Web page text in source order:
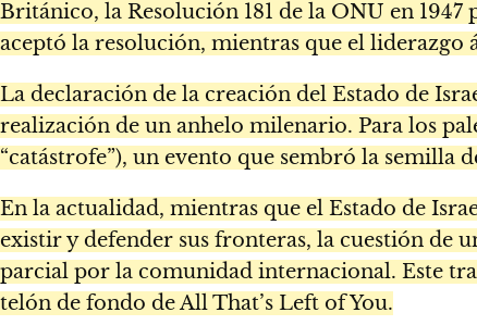
Británico, la Resolución 181 de la ONU en
aceptó la resolución, mientras que el liderazgo
La declaración de la creación del Estado de
realización de un anhelo milenario. Para los
“catástrofe”), un evento que sembró la semilla
En la actualidad, mientras que el Estado de
existir y defender sus fronteras, la cuestión de
parcial por la comunidad internacional. Este
telón de fondo de All That’s Left of You.